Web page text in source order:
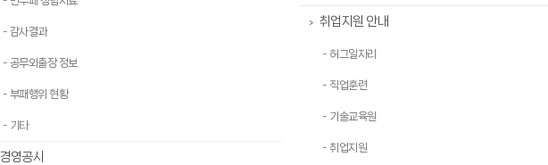
- 감사결과
- 공무외출장 정보
- 부패행위 현황
- 기타
경영공시
> 취업지원 안내
- 허그일자리
- 직업훈련
- 기술교육원
- 취업지원